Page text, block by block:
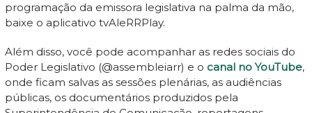
programação da emissora legislativa na palma da mão,
baixe o aplicativo tvAleRRPlay.
Além disso, você pode acompanhar as redes sociais do
Poder Legislativo (@assembleiarr) e o canal no YouTube,
onde ficam salvas as sessões plenárias, as audiências
públicas, os documentários produzidos pela